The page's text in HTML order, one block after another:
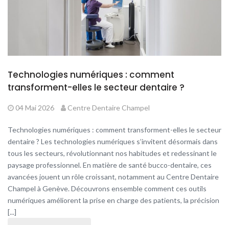
Technologies numériques : comment
transforment-elles le secteur dentaire ?
04 Mai 2026 Centre Dentaire Champel
Technologies numériques : comment transforment-elles le secteur
dentaire ? Les technologies numériques s’invitent désormais dans
tous les secteurs, révolutionnant nos habitudes et redessinant le
paysage professionnel. En matière de santé bucco-dentaire, ces
avancées jouent un rôle croissant, notamment au Centre Dentaire
Champel à Genève. Découvrons ensemble comment ces outils
numériques améliorent la prise en charge des patients, la précision
[...]